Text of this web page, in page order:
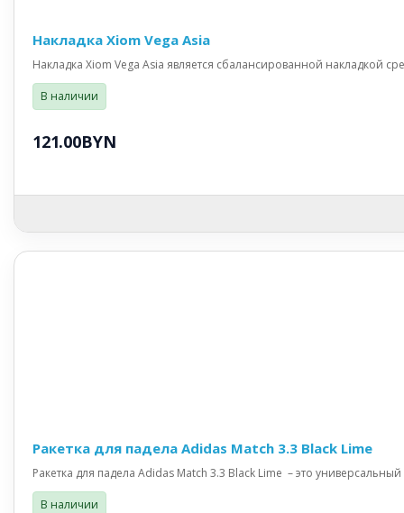
Накладка Xiom Vega Asia
Накладка Xiom Vega Asia является сбалансированной накладкой
В наличии
121.00BYN
Ракетка для падела Adidas Match 3.3 Black Lime
Ракетка для падела Adidas Match 3.3 Black Lime – это
В наличии